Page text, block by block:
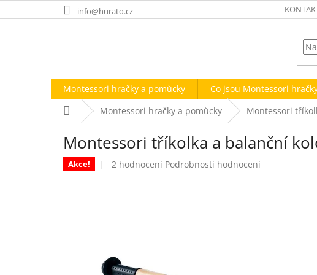
na
info@hurato.cz
Montessori hračky a pomůcky Co jsou Montessori
Domů Montessori hračky a pomůcky Montessori
Montessori tříkolka a balanční
Akce!
Průměrné
2 hodnocení Podrobnosti hodnocení